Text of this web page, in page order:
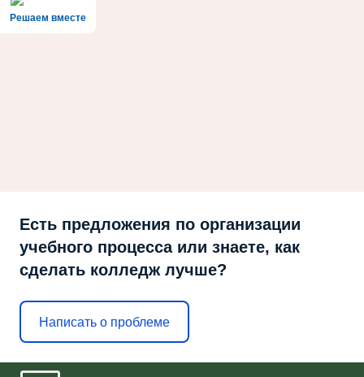
Решаем вместе
Есть предложения по организации
учебного процесса или знаете, как
сделать колледж лучше?
Написать о проблеме